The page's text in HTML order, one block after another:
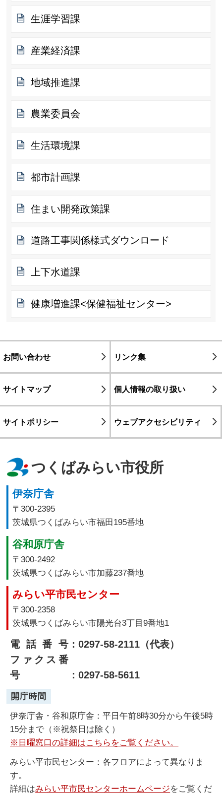
生涯学習課
産業経済課
地域推進課
農業委員会
生活環境課
都市計画課
住まい開発政策課
道路工事関係様式ダウンロード
上下水道課
健康増進課<保健福祉センター>
お問い合わせ リンク集
サイトマップ 個人情報の取り扱い
サイトポリシー ウェブアクセシビリティ
つくばみらい市役所
伊奈庁舎
〒300-2395
茨城県つくばみらい市福田195番地
谷和原庁舎
〒300-2492
茨城県つくばみらい市加藤237番地
みらい平市民センター
〒300-2358
茨城県つくばみらい市陽光台3丁目9番地1
電話番号：0297-58-2111（代表）
ファクス番
号
：0297-58-5611
開庁時間
伊奈庁舎・谷和原庁舎：平日午前8時30分から午後5時
15分まで（※祝祭日は除く）
※日曜窓口の詳細はこちらをご覧ください。
みらい平市民センター：各フロアによって異なりま
す。
詳細はみらい平市民センターホームページをご覧くだ